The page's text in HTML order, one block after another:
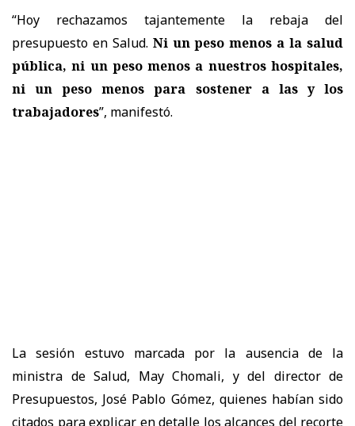
“Hoy rechazamos tajantemente la rebaja del
presupuesto en Salud. Ni un peso menos a la salud
pública, ni un peso menos a nuestros hospitales,
ni un peso menos para sostener a las y los
trabajadores”, manifestó.
La sesión estuvo marcada por la ausencia de la
ministra de Salud, May Chomali, y del director de
Presupuestos, José Pablo Gómez, quienes habían sido
citados para explicar en detalle los alcances del recorte